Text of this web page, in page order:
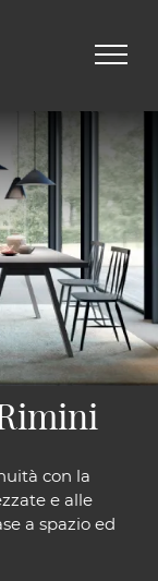
con la
e alle
a spazio ed